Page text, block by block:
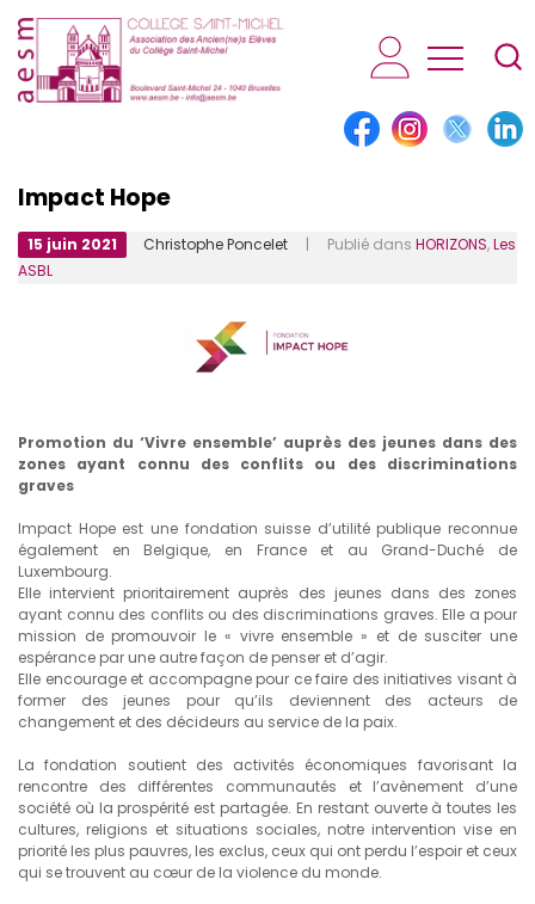
AESM...
Impact Hope
15 juin 2021 Christophe Poncelet | Publié dans HORIZONS,Les
ASBL
Promotion du ‘Vivre ensemble’ auprès des jeunes dans des
zones ayant connu des conflits ou des discriminations
graves
Impact Hope est une fondation suisse d’utilité publique reconnue
également en Belgique, en France et au Grand-Duché de
Luxembourg.
Elle intervient prioritairement auprès des jeunes dans des zones
ayant connu des conflits ou des discriminations graves. Elle a pour
mission de promouvoir le « vivre ensemble » et de susciter une
espérance par une autre façon de penser et d’agir.
Elle encourage et accompagne pour ce faire des initiatives visant à
former des jeunes pour qu’ils deviennent des acteurs de
changement et des décideurs au service de la paix.
La fondation soutient des activités économiques favorisant la
rencontre des différentes communautés et l’avènement d’une
société où la prospérité est partagée. En restant ouverte à toutes les
cultures, religions et situations sociales, notre intervention vise en
priorité les plus pauvres, les exclus, ceux qui ont perdu l’espoir et ceux
qui se trouvent au cœur de la violence du monde.